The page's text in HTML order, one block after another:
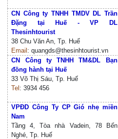
CN Công ty TNHH TMDV DL Trần
Đặng tại Huế - VP DL
Thesinhtourist
38 Chu Văn An, Tp. Huế
Email : quangds@thesinhtourist.vn
CN Công ty TNHH TM&DL Bạn
đồng hành tại Huế
33 Võ Thị Sáu, Tp. Huế
Tel : 3934 456
VPĐD Công Ty CP Gió nhẹ miền
Nam
Tầng 4, Tòa nhà Vadein, 78 Bến
Nghé, Tp. Huế